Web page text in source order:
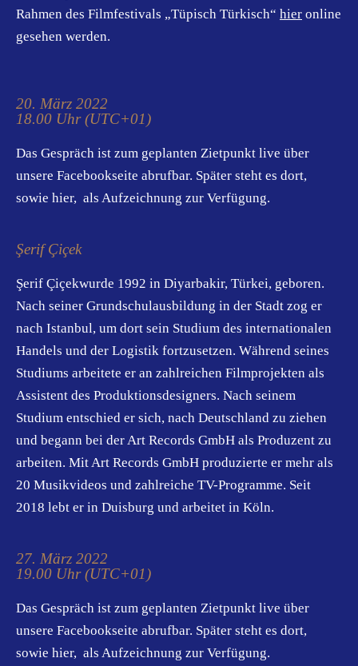
Rahmen des Filmfestivals „Tüpisch Türkisch“ hier online
gesehen werden.
20. März 2022
18.00 Uhr (UTC+01)
Das Gespräch ist zum geplanten Zietpunkt live über
unsere Facebookseite abrufbar. Später steht es dort,
sowie hier, als Aufzeichnung zur Verfügung.
Şerif Çiçek
Şerif Çiçekwurde 1992 in Diyarbakir, Türkei, geboren.
Nach seiner Grundschulausbildung in der Stadt zog er
nach Istanbul, um dort sein Studium des internationalen
Handels und der Logistik fortzusetzen. Während seines
Studiums arbeitete er an zahlreichen Filmprojekten als
Assistent des Produktionsdesigners. Nach seinem
Studium entschied er sich, nach Deutschland zu ziehen
und begann bei der Art Records GmbH als Produzent zu
arbeiten. Mit Art Records GmbH produzierte er mehr als
20 Musikvideos und zahlreiche TV-Programme. Seit
2018 lebt er in Duisburg und arbeitet in Köln.
27. März 2022
19.00 Uhr (UTC+01)
Das Gespräch ist zum geplanten Zietpunkt live über
unsere Facebookseite abrufbar. Später steht es dort,
sowie hier, als Aufzeichnung zur Verfügung.